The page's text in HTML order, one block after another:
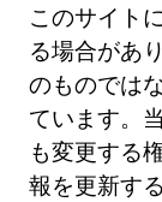
このサイト
る場合があ
のものでは
ています。
も変更する
報を更新す